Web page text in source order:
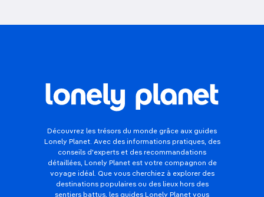
Découvrez les trésors du monde grâce aux guides
Lonely Planet. Avec des informations pratiques, des
conseils d'experts et des recommandations
détaillées, Lonely Planet est votre compagnon de
voyage idéal. Que vous cherchiez à explorer des
destinations populaires ou des lieux hors des
sentiers battus, les guides Lonely Planet vous